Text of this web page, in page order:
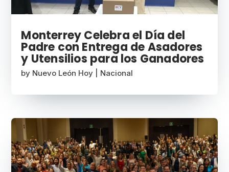
Monterrey Celebra el Día del
Padre con Entrega de Asadores
y Utensilios para los Ganadores
by Nuevo León Hoy Nacional